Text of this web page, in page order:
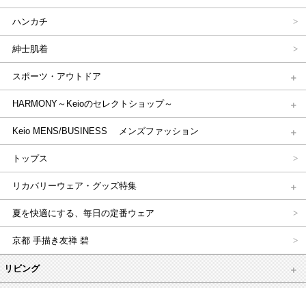
ハンカチ
紳士肌着
スポーツ・アウトドア
HARMONY～Keioのセレクトショップ～
Keio MENS/BUSINESS メンズファッション
トップス
リカバリーウェア・グッズ特集
夏を快適にする、毎日の定番ウェア
京都 手描き友禅 碧
リビング